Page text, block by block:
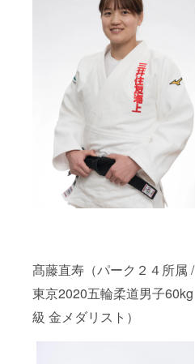
髙藤直寿（パーク２４所属 /
東京2020五輪柔道男子60kg
級 金メダリスト）